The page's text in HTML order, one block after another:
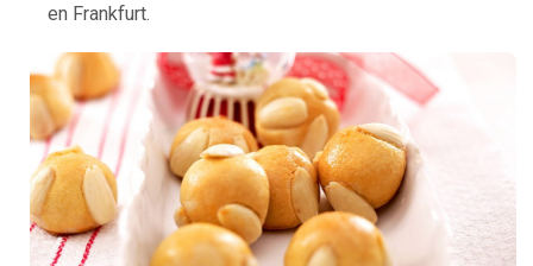
en Frankfurt.